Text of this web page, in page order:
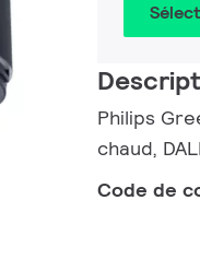
Philips
chaud,
Code de